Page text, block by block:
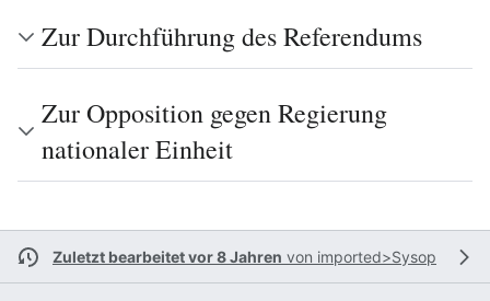
Zur Durchführung des Referendums
Zur Opposition gegen Regierung
nationaler Einheit
Zuletzt bearbeitet vor 8 Jahren von imported>Sysop